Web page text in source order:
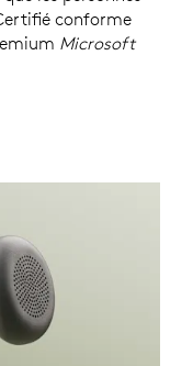
conforme
Microsoft